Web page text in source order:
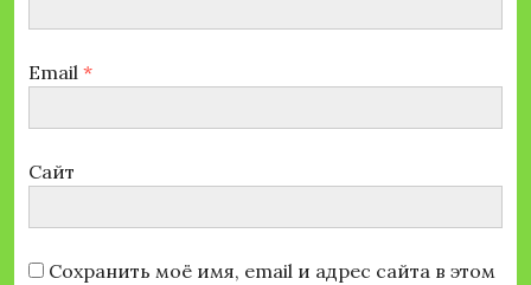
Email *
Сайт
Сохранить моё имя, email и адрес сайта в этом